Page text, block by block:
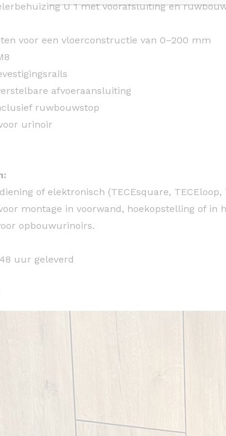
U 1 met voorafsluiting en
voor een vloerconstructie van 0–200 mm
afvoeraansluiting
ruwbouwstop
urinoir
of elektronisch (TECEsquare,
montage in voorwand, hoekopstelling of in
opbouwurinoirs.
uur geleverd